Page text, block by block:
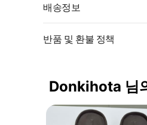
배송정보
반품 및 환불 정책
Donkihota 님